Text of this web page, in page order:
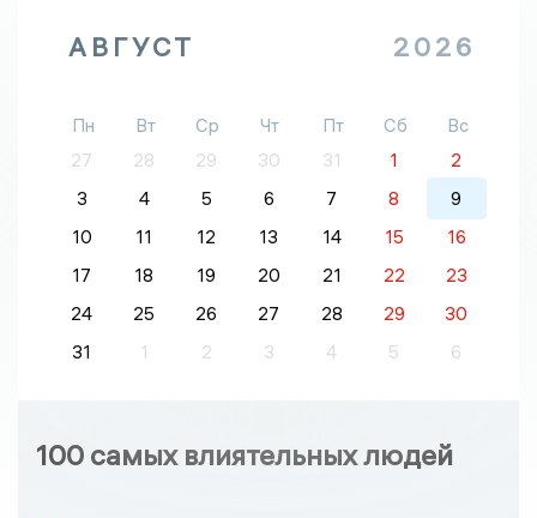
АВГУСТ 2026
Пн Вт Ср Чт Пт Сб
Вс
27
28 29 30 31 1
2
3
4 5 6 7 8
9
10
11 12 13 14 15
16
17
18 19 20 21 22
23
24
25 26 27 28 29
30
31
1 2 3 4 5 6
100 самых влиятельных людей